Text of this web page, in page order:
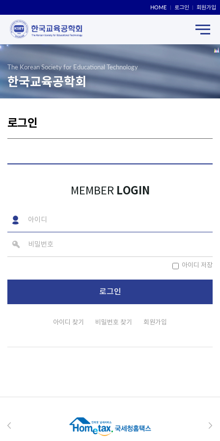
HOME 로그인 회원가입
The Korean Society for Educational Technology
한국교육공학회
로그인
MEMBER LOGIN
아이디 저장
아이디 찾기 비밀번호 찾기 회원가입